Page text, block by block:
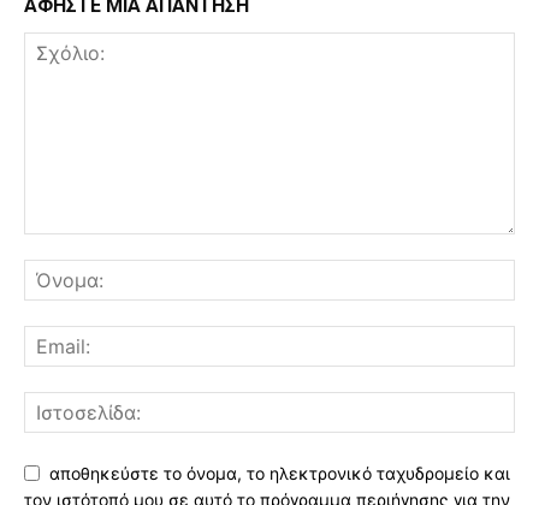
ΑΦΗΣΤΕ ΜΙΑ ΑΠΑΝΤΗΣΗ
αποθηκεύστε το όνομα, το ηλεκτρονικό ταχυδρομείο και
τον ιστότοπό μου σε αυτό το πρόγραμμα περιήγησης για την